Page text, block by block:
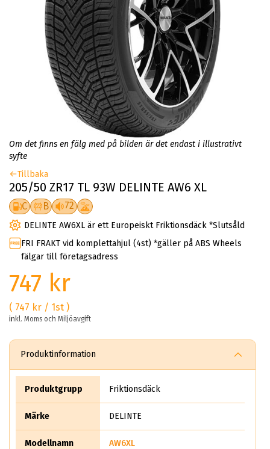
Om det finns en fälg med på bilden är det endast i illustrativt
syfte
Tillbaka
205/50 ZR17 TL 93W DELINTE AW6 XL
C B 72
DELINTE AW6XL är ett Europeiskt Friktionsdäck *Slutsåld
FRI FRAKT vid komplettahjul (4st) *gäller på ABS Wheels
fälgar till företagsadress
747 kr
( 747 kr / 1st )
inkl. Moms och Miljöavgift
Produktinformation
Produktgrupp Friktionsdäck
Märke DELINTE
Modellnamn AW6XL